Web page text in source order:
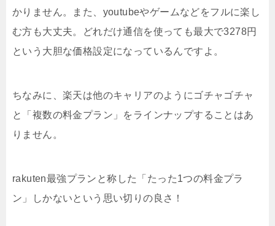
かりません。また、youtubeやゲームなどをフルに楽し
む方も大丈夫。どれだけ通信を使っても最大で3278円
という大胆な価格設定になっているんですよ。
ちなみに、楽天は他のキャリアのようにゴチャゴチャ
と「複数の料金プラン」をラインナップすることはあ
りません。
rakuten最強プランと称した「たった1つの料金プラ
ン」しかないという思い切りの良さ！